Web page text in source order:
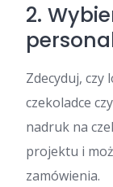
2.
Zdecyduj, czy
czekoladce
nadruk na
projektu i
zamówienia.